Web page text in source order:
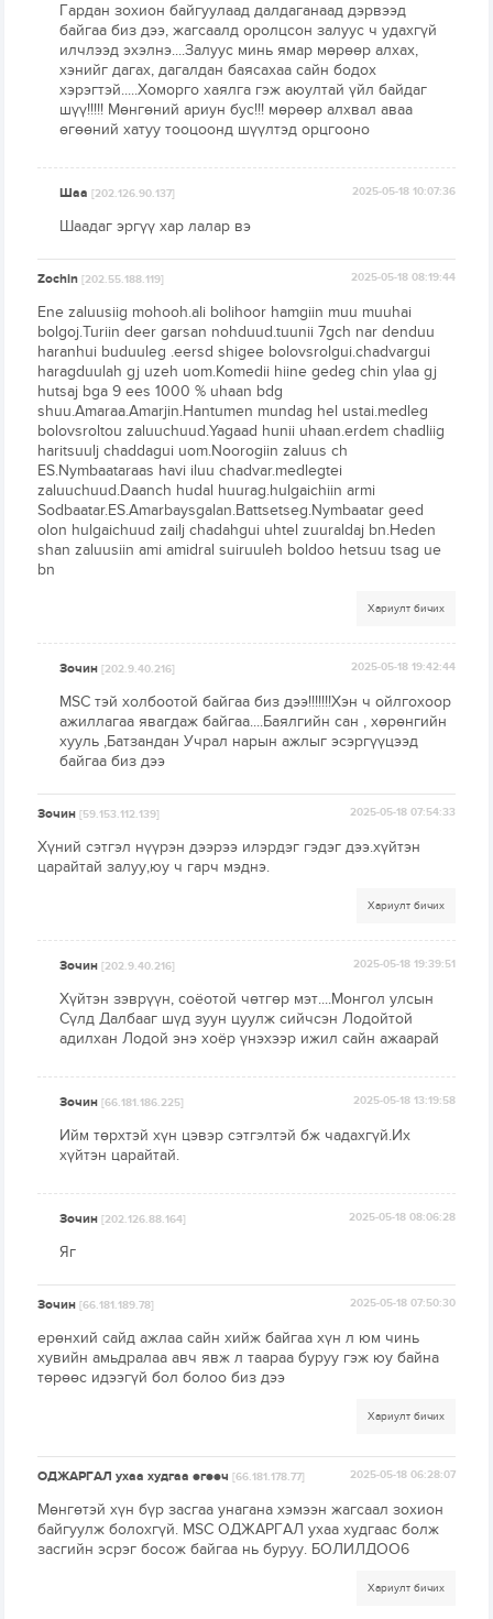
Гардан зохион байгуулаад далдаганаад дэрвээд
байгаа биз дээ, жагсаалд оролцсон залуус ч удахгүй
илчлээд эхэлнэ....Залуус минь ямар мөрөөр алхах,
хэнийг дагах, дагалдан баясахаа сайн бодох
хэрэгтэй.....Хоморго хаялга гэж аюултай үйл байдаг
шүү!!!!! Мөнгөний ариун бус!!! мөрөөр алхвал аваа
өгөөний хатуу тооцоонд шүүлтэд орцгооно
Шаа[202.126.90.137] 2025-05-18 10:07:36
Шаадаг эргүү хар лалар вэ
Zochin[202.55.188.119] 2025-05-18 08:19:44
Ene zaluusiig mohooh.ali bolihoor hamgiin muu muuhai
bolgoj.Turiin deer garsan nohduud.tuunii 7gch nar denduu
haranhui buduuleg .eersd shigee bolovsrolgui.chadvargui
haragduulah gj uzeh uom.Komedii hiine gedeg chin ylaa gj
hutsaj bga 9 ees 1000 % uhaan bdg
shuu.Amaraa.Amarjin.Hantumen mundag hel ustai.medleg
bolovsroltou zaluuchuud.Yagaad hunii uhaan.erdem chadliig
haritsuulj chaddagui uom.Noorogiin zaluus ch
ES.Nymbaataraas havi iluu chadvar.medlegtei
zaluuchuud.Daanch hudal huurag.hulgaichiin armi
Sodbaatar.ES.Amarbaysgalan.Battsetseg.Nymbaatar geed
olon hulgaichuud zailj chadahgui uhtel zuuraldaj bn.Heden
shan zaluusiin ami amidral suiruuleh boldoo hetsuu tsag ue
bn
Хариулт бичих
Зочин[202.9.40.216] 2025-05-18 19:42:44
MSC тэй холбоотой байгаа биз дээ!!!!!!!Хэн ч ойлгохоор
ажиллагаа явагдаж байгаа....Баялгийн сан , хөрөнгийн
хууль ,Батзандан Учрал нарын ажлыг эсэргүүцээд
байгаа биз дээ
Зочин[59.153.112.139] 2025-05-18 07:54:33
Хүний сэтгэл нүүрэн дээрээ илэрдэг гэдэг дээ.хүйтэн
царайтай залуу,юу ч гарч мэднэ.
Хариулт бичих
Зочин[202.9.40.216] 2025-05-18 19:39:51
Хүйтэн зэврүүн, соёотой чөтгөр мэт....Монгол улсын
Сүлд Далбааг шүд зуун цуулж сийчсэн Лодойтой
адилхан Лодой энэ хоёр үнэхээр ижил сайн ажаарай
Зочин[66.181.186.225] 2025-05-18 13:19:58
Ийм төрхтэй хүн цэвэр сэтгэлтэй бж чадахгүй.Их
хүйтэн царайтай.
Зочин[202.126.88.164] 2025-05-18 08:06:28
Яг
Зочин[66.181.189.78] 2025-05-18 07:50:30
ерөнхий сайд ажлаа сайн хийж байгаа хүн л юм чинь
хувийн амьдралаа авч явж л таараа буруу гэж юу байна
төрөөс идээгүй бол болоо биз дээ
Хариулт бичих
ОДЖАРГАЛ ухаа худгаа өгөөч[66.181.178.77] 2025-05-18 06:28:07
Мөнгөтэй хүн бүр засгаа унагана хэмээн жагсаал зохион
байгуулж болохгүй. MSC ОДЖАРГАЛ ухаа худгаас болж
засгийн эсрэг босож байгаа нь буруу. БОЛИЛДОО6
Хариулт бичих